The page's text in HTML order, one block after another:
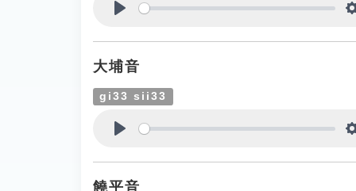
大埔音
gi33 sii33
饒平音